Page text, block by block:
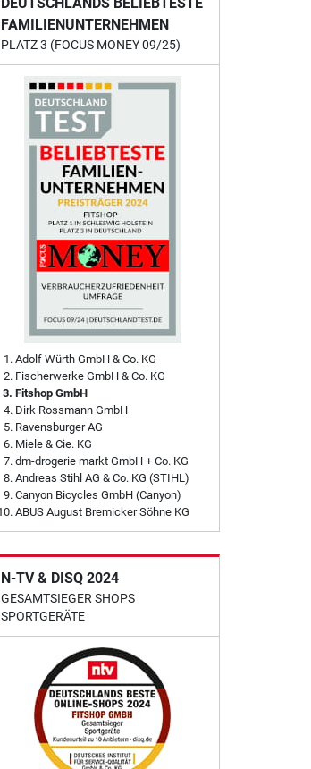
FAMILIENUNTERNEHMEN
PLATZ 3 (FOCUS MONEY 09/25)
Adolf Würth GmbH & Co. KG
Fischerwerke GmbH & Co. KG
Fitshop GmbH
Dirk Rossmann GmbH
Ravensburger AG
Miele & Cie. KG
dm-drogerie markt GmbH + Co. KG
Andreas Stihl AG & Co. KG (STIHL)
Canyon Bicycles GmbH (Canyon)
ABUS August Bremicker Söhne KG
N-TV & DISQ 2024
GESAMTSIEGER SHOPS
SPORTGERÄTE